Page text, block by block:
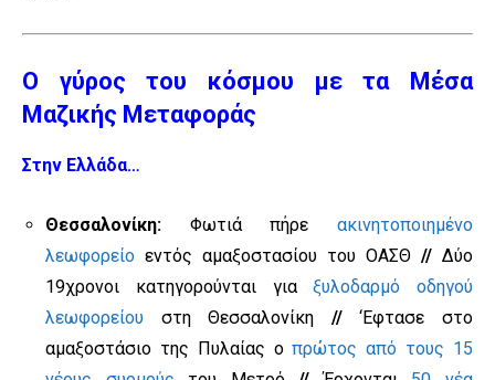
Ο γύρος του κόσμου με τα Μέσα
Μαζικής Μεταφοράς
Στην Ελλάδα…
Θεσσαλονίκη: Φωτιά πήρεακινητοποιημένο
λεωφορείο εντός αμαξοστασίου του ΟΑΣΘ // Δύο
19χρονοι κατηγορούνται γιαξυλοδαρμό οδηγού
λεωφορείου στη Θεσσαλονίκη //‘Εφτασε στο
αμαξοστάσιο της Πυλαίας οπρώτος από τους 15